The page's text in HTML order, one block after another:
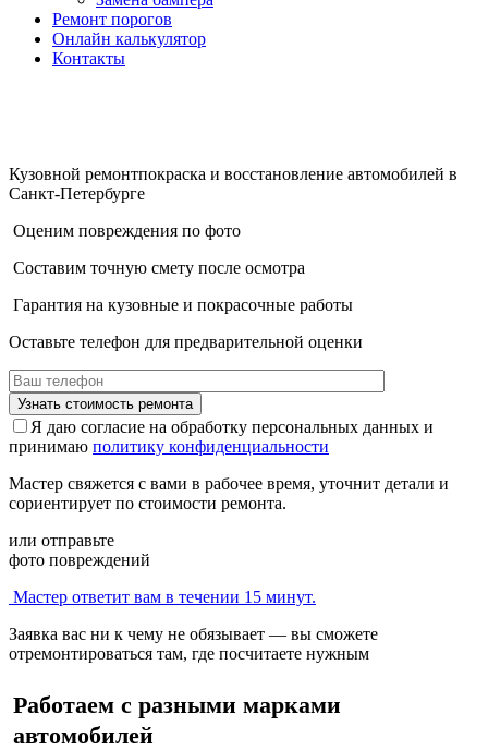
Ремонт порогов
Онлайн калькулятор
Контакты
Кузовной ремонтпокраска и восстановление автомобилей в
Санкт-Петербурге
Оценим повреждения по фото
Составим точную смету после осмотра
Гарантия на кузовные и покрасочные работы
Оставьте телефон для предварительной оценки
Я даю согласие на обработку персональных данных и
принимаю политику конфиденциальности
Мастер свяжется с вами в рабочее время, уточнит детали и
сориентирует по стоимости ремонта.
или отправьте
фото повреждений
Мастер ответит вам в течении 15 минут.
Заявка вас ни к чему не обязывает — вы сможете
отремонтироваться там, где посчитаете нужным
Работаем с разными марками
автомобилей